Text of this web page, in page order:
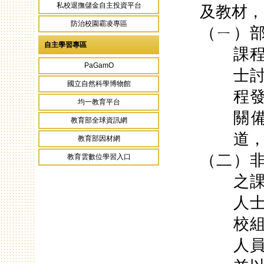
私校退撫儲金自主投資平台
防治校園霸凌專區
自主學習專區
PaGamO
國立自然科學博物館
均一教育平台
教育部全球資訊網
教育部因材網
教育雲數位學習入口
及教材
（ㄧ）
課
士
程
關
道
（二）
之
人
校
人